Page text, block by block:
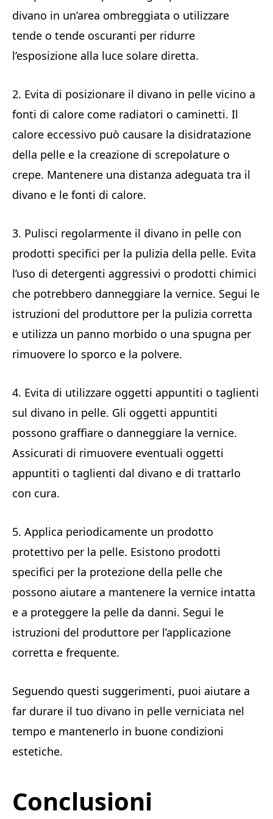
divano in un’area ombreggiata o utilizzare
tende o tende oscuranti per ridurre
l’esposizione alla luce solare diretta.
2. Evita di posizionare il divano in pelle vicino a
fonti di calore come radiatori o caminetti. Il
calore eccessivo può causare la disidratazione
della pelle e la creazione di screpolature o
crepe. Mantenere una distanza adeguata tra il
divano e le fonti di calore.
3. Pulisci regolarmente il divano in pelle con
prodotti specifici per la pulizia della pelle. Evita
l’uso di detergenti aggressivi o prodotti chimici
che potrebbero danneggiare la vernice. Segui le
istruzioni del produttore per la pulizia corretta
e utilizza un panno morbido o una spugna per
rimuovere lo sporco e la polvere.
4. Evita di utilizzare oggetti appuntiti o taglienti
sul divano in pelle. Gli oggetti appuntiti
possono graffiare o danneggiare la vernice.
Assicurati di rimuovere eventuali oggetti
appuntiti o taglienti dal divano e di trattarlo
con cura.
5. Applica periodicamente un prodotto
protettivo per la pelle. Esistono prodotti
specifici per la protezione della pelle che
possono aiutare a mantenere la vernice intatta
e a proteggere la pelle da danni. Segui le
istruzioni del produttore per l’applicazione
corretta e frequente.
Seguendo questi suggerimenti, puoi aiutare a
far durare il tuo divano in pelle verniciata nel
tempo e mantenerlo in buone condizioni
estetiche.
Conclusioni